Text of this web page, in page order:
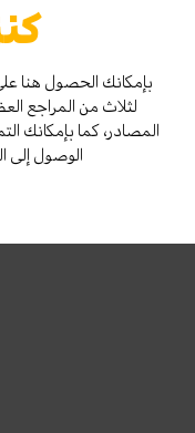
بإمكانك الحصول هنا
لثلاث من المراجع
المصادر، كما بإمكانك
الوصول إلى